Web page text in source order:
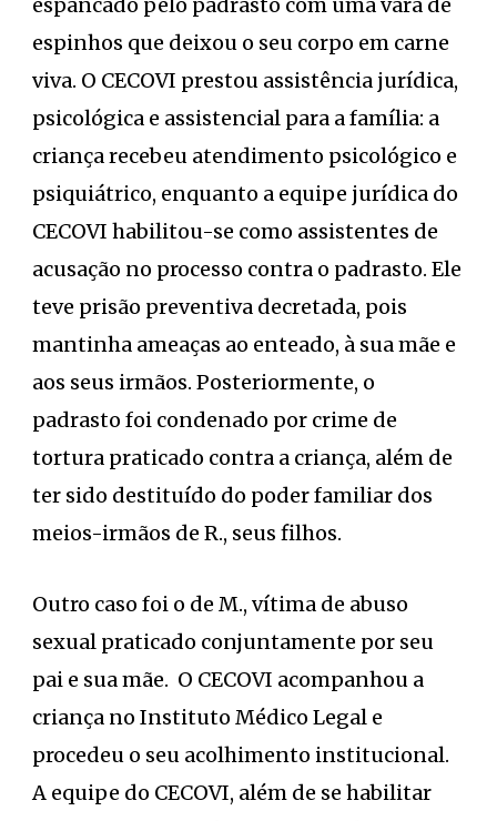
espinhos que deixou o seu corpo em carne
viva. O CECOVI prestou assistência jurídica,
psicológica e assistencial para a família: a
criança recebeu atendimento psicológico e
psiquiátrico, enquanto a equipe jurídica do
CECOVI habilitou-se como assistentes de
acusação no processo contra o padrasto. Ele
teve prisão preventiva decretada, pois
mantinha ameaças ao enteado, à sua mãe e
aos seus irmãos. Posteriormente, o
padrasto foi condenado por crime de
tortura praticado contra a criança, além de
ter sido destituído do poder familiar dos
meios-irmãos de R., seus filhos.
Outro caso foi o de M., vítima de abuso
sexual praticado conjuntamente por seu
pai e sua mãe. O CECOVI acompanhou a
criança no Instituto Médico Legal e
procedeu o seu acolhimento institucional.
A equipe do CECOVI, além de se habilitar